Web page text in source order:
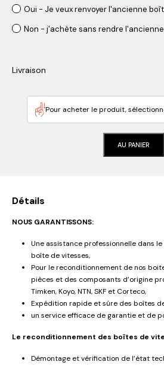
Oui - Je veux renvoyer l'ancienne
Non - j'achète sans rendre
Livraison
Pour acheter le produit,
AU PANIER
Détails
NOUS GARANTISSONS:
Une assistance professionnelle dans
boîte de vitesses,
Pour le reconditionnement de nos
pièces et des composants d’origine
Timken, Koyo, NTN, SKF et Corteco,
Expédition rapide et sûre des boîtes
un service efficace de garantie et de
Le reconditionnement des boîtes de
Démontage et vérification de l’état